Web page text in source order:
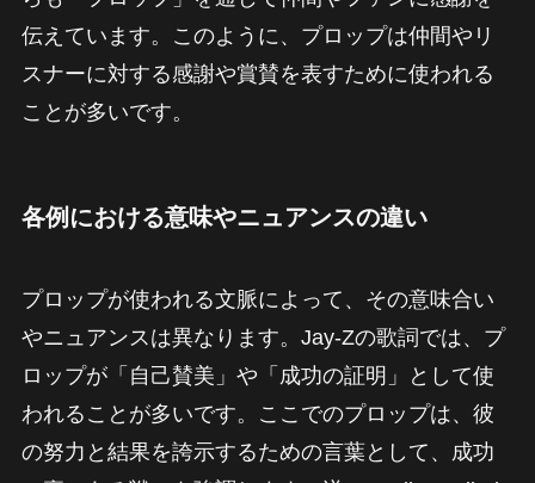
伝えています。このように、プロップは仲間やリ
スナーに対する感謝や賞賛を表すために使われる
ことが多いです。
各例における意味やニュアンスの違い
プロップが使われる文脈によって、その意味合い
やニュアンスは異なります。Jay-Zの歌詞では、プ
ロップが「自己賛美」や「成功の証明」として使
われることが多いです。ここでのプロップは、彼
の努力と結果を誇示するための言葉として、成功